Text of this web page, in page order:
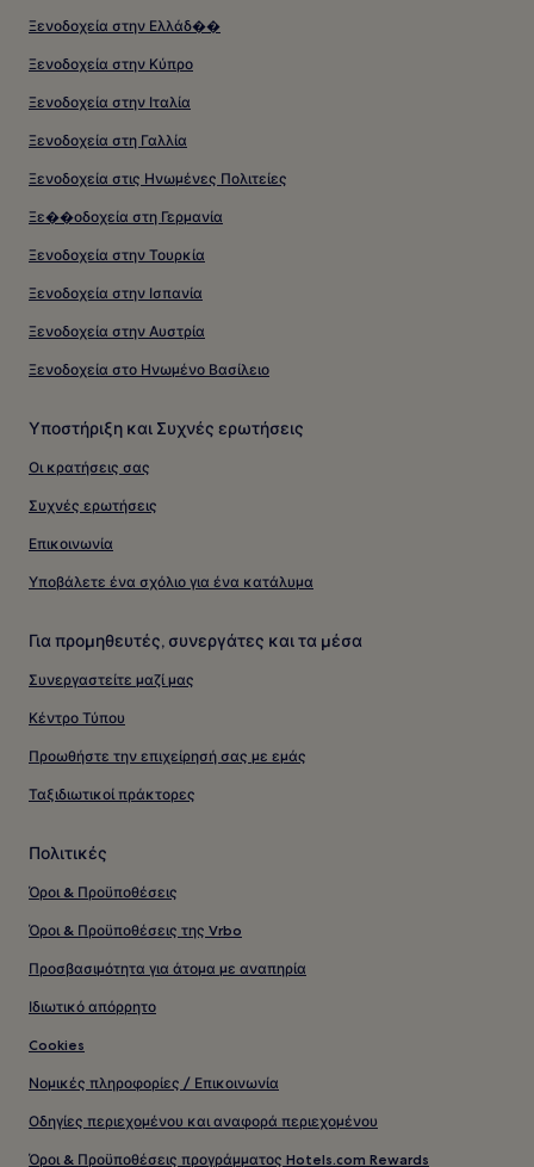
Ξενοδοχεία στην Ελλάδ��
Ξενοδοχεία στην Κύπρο
Ξενοδοχεία στην Ιταλία
Ξενοδοχεία στη Γαλλία
Ξενοδοχεία στις Ηνωμένες Πολιτείες
Ξε��οδοχεία στη Γερμανία
Ξενοδοχεία στην Τουρκία
Ξενοδοχεία στην Ισπανία
Ξενοδοχεία στην Αυστρία
Ξενοδοχεία στο Ηνωμένο Βασίλειο
Υποστήριξη και Συχνές ερωτήσεις
Οι κρατήσεις σας
Συχνές ερωτήσεις
Επικοινωνία
Υποβάλετε ένα σχόλιο για ένα κατάλυμα
Για προμηθευτές, συνεργάτες και τα μέσα
Συνεργαστείτε μαζί μας
Κέντρο Τύπου
Προωθήστε την επιχείρησή σας με εμάς
Ταξιδιωτικοί πράκτορες
Πολιτικές
Όροι & Προϋποθέσεις
Όροι & Προϋποθέσεις της Vrbo
Προσβασιμότητα για άτομα με αναπηρία
Ιδιωτικό απόρρητο
Cookies
Νομικές πληροφορίες / Επικοινωνία
Οδηγίες περιεχομένου και αναφορά περιεχομένου
Όροι & Προϋποθέσεις προγράμματος Hotels.com Rewards